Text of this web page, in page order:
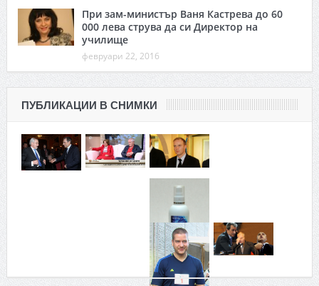
При зам-министър Ваня Кастрева до 60
000 лева струва да си Дирeктор на
училище
февруари 22, 2016
ПУБЛИКАЦИИ В СНИМКИ